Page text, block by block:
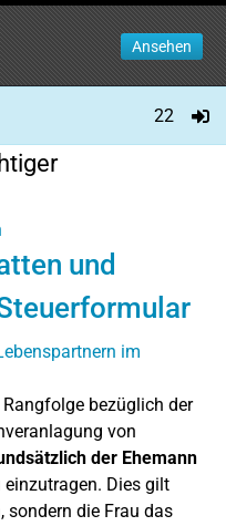
Ansehen
22
und
bezüglich der
von
der Ehemann
einzutragen. Dies gilt
sondern die Frau das